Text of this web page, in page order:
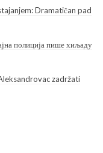
Dramatičan pad
полиција пише хиљаду
zadržati